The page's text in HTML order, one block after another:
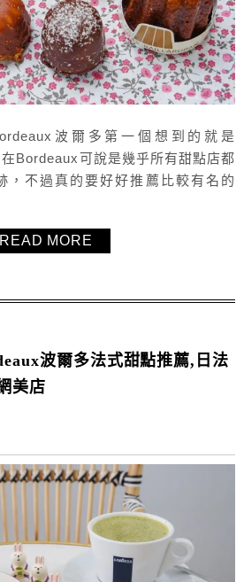
波爾多第一個想到的就是
Bordeaux可說是幾乎所有甜點店都
，不過真的要好好推薦比較有名的
，不用特地跑遠馬上就可以吃到
READ MORE
波爾多法式甜點推薦,日法
美店